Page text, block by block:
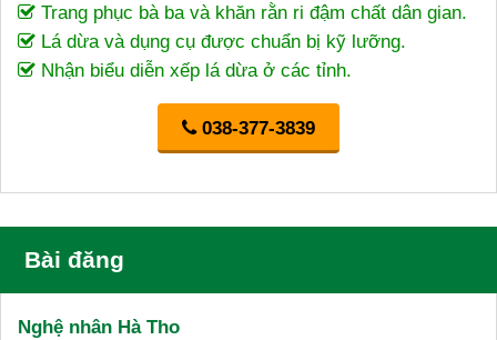
Trang phục bà ba và khăn rằn ri đậm chất dân gian.
Lá dừa và dụng cụ được chuẩn bị kỹ lưỡng.
Nhận biểu diễn xếp lá dừa ở các tỉnh.
038-377-3839
Bài đăng
Nghệ nhân Hà Tho